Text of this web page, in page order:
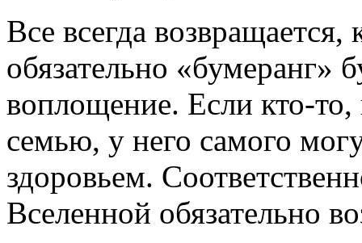
Все всегда
обязательно «бумеранг»
воплощение. Если кто-
семью, у него самого
здоровьем.
Вселенной обязательно